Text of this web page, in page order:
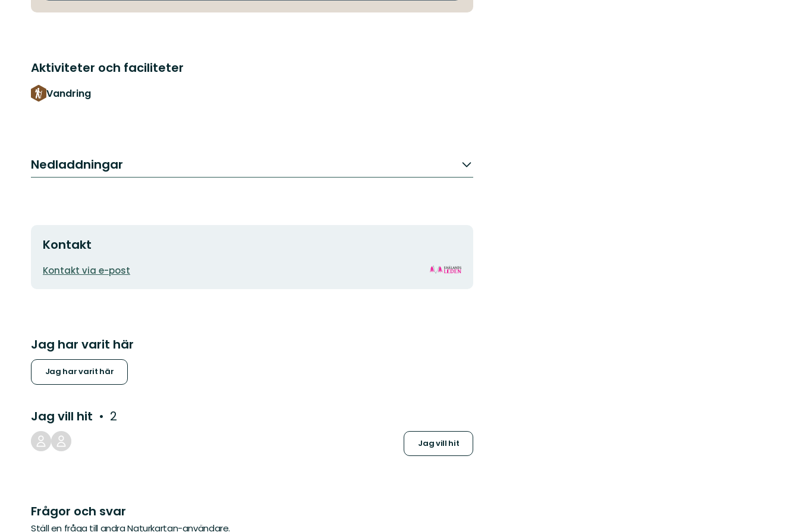
Aktiviteter och faciliteter
Vandring
Nedladdningar
Kontakt
E-
Kontakt via e-post
Organisationens
Jag har varit här
Jag har varit här
Jag vill hit 2
Jag vill hit
Frågor och svar
Ställ en fråga till andra Naturkartan-användare.